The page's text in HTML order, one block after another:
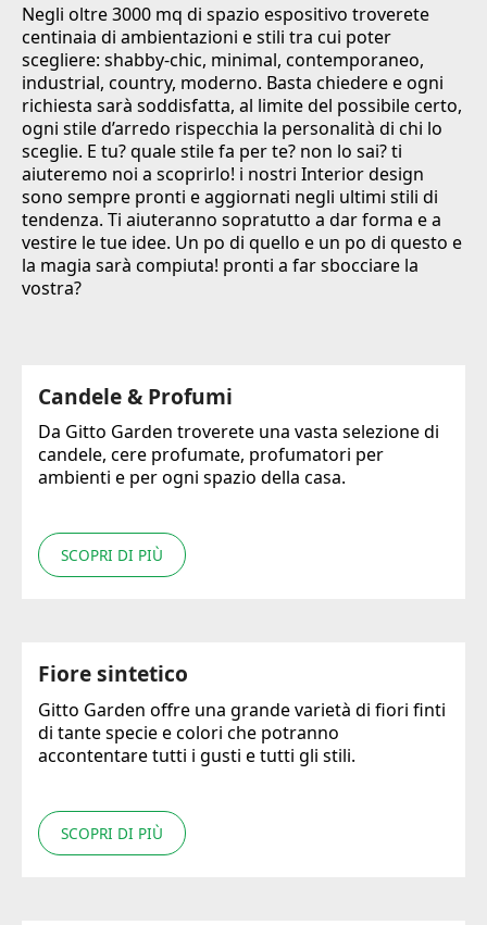
Negli oltre 3000 mq di spazio espositivo troverete
centinaia di ambientazioni e stili tra cui poter
scegliere: shabby-chic, minimal, contemporaneo,
industrial, country, moderno. Basta chiedere e ogni
richiesta sarà soddisfatta, al limite del possibile certo,
ogni stile d’arredo rispecchia la personalità di chi lo
sceglie. E tu? quale stile fa per te? non lo sai? ti
aiuteremo noi a scoprirlo! i nostri Interior design
sono sempre pronti e aggiornati negli ultimi stili di
tendenza. Ti aiuteranno sopratutto a dar forma e a
vestire le tue idee. Un po di quello e un po di questo e
la magia sarà compiuta! pronti a far sbocciare la
vostra?
Candele & Profumi
Da Gitto Garden troverete una vasta selezione di
candele, cere profumate, profumatori per
ambienti e per ogni spazio della casa.
SCOPRI DI PIÙ
Fiore sintetico
Gitto Garden offre una grande varietà di fiori finti
di tante specie e colori che potranno
accontentare tutti i gusti e tutti gli stili.
SCOPRI DI PIÙ